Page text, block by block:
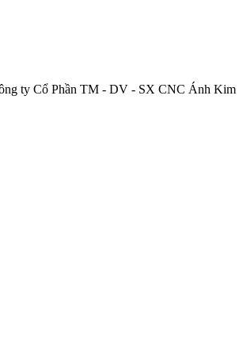
ty Cổ Phần TM - DV - SX CNC Ánh Kim